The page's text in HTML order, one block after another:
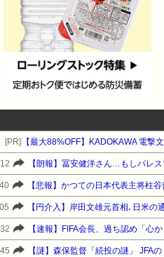
[PR] 【最大88%OFF】KADOKAWA 電
【朗報】冨安健洋さん…もしパレ
【悲報】かつての日本代表主将柱
【円介入】岸田文雄元首相､日米
【速報】FIFA会長、過ち認め「心
【謎】森保監督「続投の謎」 JFA